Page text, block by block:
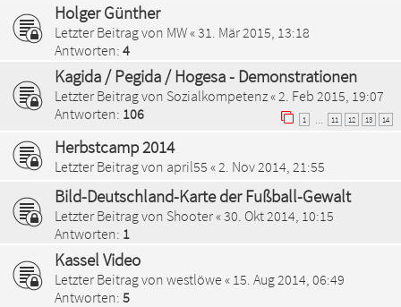
Holger Günther
Letzter Beitrag von MW«31. Mär 2015, 13:18
Antworten: 4
Kagida / Pegida / Hogesa - Demonstrationen
Letzter Beitrag von Sozialkompetenz« 2. Feb 2015, 19:07
Antworten: 106 1 11 12 13 14
Herbstcamp 2014
Letzter Beitrag von april55 « 2. Nov 2014, 21:55
Bild-Deutschland-Karte der Fußball-Gewalt
Letzter Beitrag von Shooter«30. Okt 2014, 10:15
Antworten: 1
Kassel Video
Letzter Beitrag von westlöwe « 15. Aug 2014, 06:49
Antworten: 5